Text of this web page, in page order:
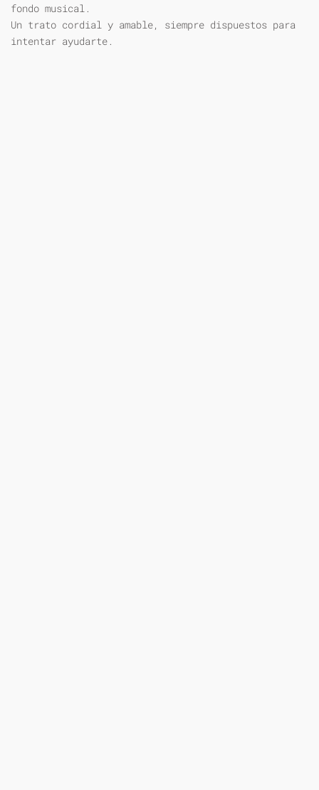
fondo musical.
Un trato cordial y amable, siempre dispuestos para
intentar ayudarte.